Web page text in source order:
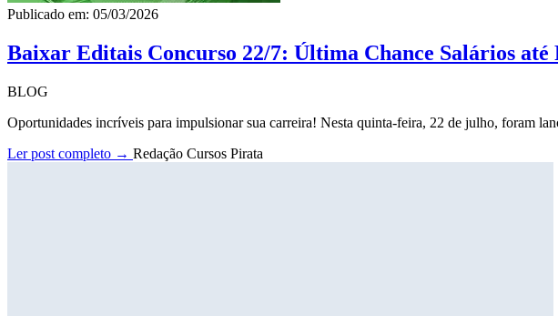
Publicado em: 05/03/2026
Baixar Editais Concurso 22/7: Última Chance Salários até
BLOG
Oportunidades incríveis para impulsionar sua carreira! Nesta quinta-feira, 22 de julho, foram
Ler post completo → Redação Cursos Pirata